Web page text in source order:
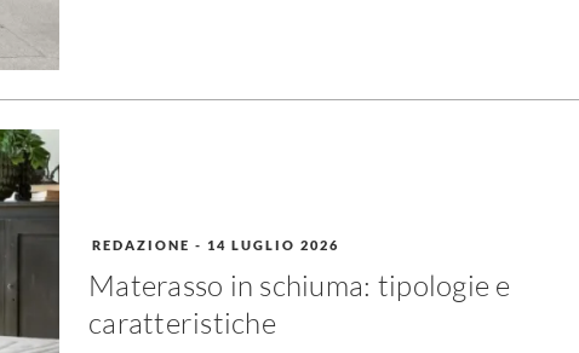
REDAZIONE - 14 LUGLIO 2026
Materasso in schiuma: tipologie e
caratteristiche